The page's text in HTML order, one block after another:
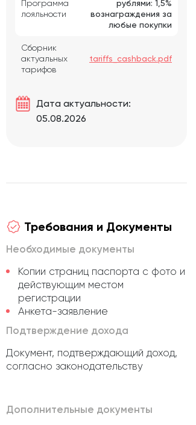
Программа
лояльности
рублями: 1,5%
вознаграждения за
любые покупки
Сборник
актуальных
тарифов
tariffs_cashback.pdf
Дата актуальности:
05.08.2026
Требования и Документы
Необходимые документы
Копии страниц паспорта с фото и
действующим местом
регистрации
Анкета-заявление
Подтверждение дохода
Документ, подтверждающий доход,
согласно законодательству
Дополнительные документы